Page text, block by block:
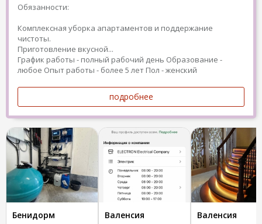
Обязанности:
Комплексная уборка апартаментов и поддержание
чистоты.
Приготовление вкусной...
График работы - полный рабочий день Образование -
любое Опыт работы - более 5 лет Пол - женский
подробнее
Бенидорм Валенсия Валенсия